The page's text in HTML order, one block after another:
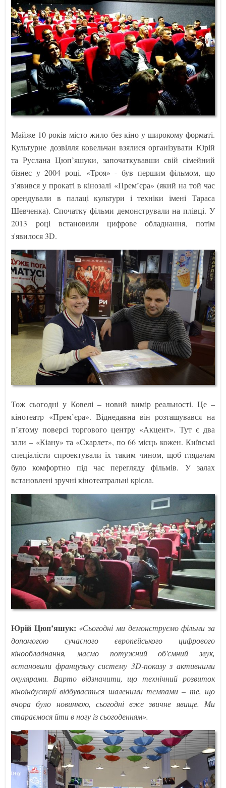
Майже 10 років місто жило без кіно у широкому форматі.
Культурне дозвілля ковельчан взялися організувати Юрій
та Руслана Цюп’яшуки, започаткувавши свій сімейний
бізнес у 2004 році. «Троя» - був першим фільмом, що
з’явився у прокаті в кінозалі «Прем’єра» (який на той час
орендували в палаці культури і техніки імені Тараса
Шевченка). Спочатку фільми демонстрували на плівці. У
2013 році встановили цифрове обладнання, потім
з'явилося 3D.
Тож сьогодні у Ковелі – новий вимір реальності. Це –
кінотеатр «Прем’єра». Віднедавна він розташувався на
п’ятому поверсі торгового центру «Акцент». Тут є два
зали – «Кіану» та «Скарлет», по 66 місць кожен. Київські
спеціалісти спроектували їх таким чином, щоб глядачам
було комфортно під час перегляду фільмів. У залах
встановлені зручні кінотеатральні крісла.
Юрій Цюп’яшук: «Сьогодні ми демонструємо фільми за
допомогою сучасного європейського цифрового
кінообладнання, маємо потужний об'ємний звук,
встановили французьку систему 3D-показу з активними
окулярами. Варто відзначити, що технічний розвиток
кіноіндустрії відбувається шаленими темпами – те, що
вчора було новинкою, сьогодні вже звичне явище. Ми
стараємося йти в ногу із сьогоденням».